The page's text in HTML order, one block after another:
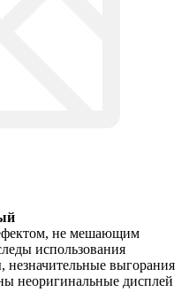
не мешающим
использования
выгорания
неоригинальные дисплей